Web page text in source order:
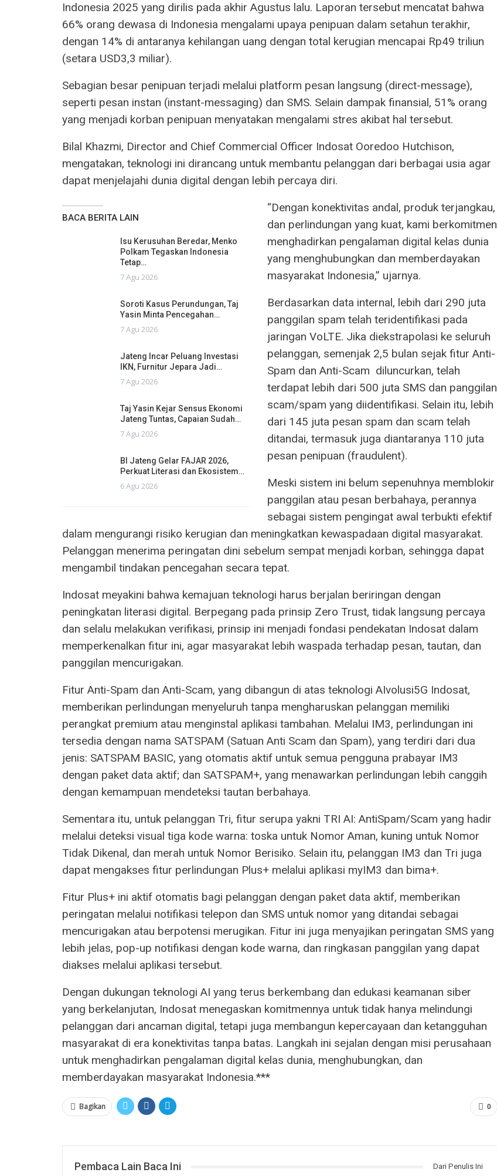
Indonesia 2025 yang dirilis pada akhir Agustus lalu. Laporan tersebut mencatat bahwa
66% orang dewasa di Indonesia mengalami upaya penipuan dalam setahun terakhir,
dengan 14% di antaranya kehilangan uang dengan total kerugian mencapai Rp49 triliun
(setara USD3,3 miliar).
Sebagian besar penipuan terjadi melalui platform pesan langsung (direct-message),
seperti pesan instan (instant-messaging) dan SMS. Selain dampak finansial, 51% orang
yang menjadi korban penipuan menyatakan mengalami stres akibat hal tersebut.
Bilal Khazmi, Director and Chief Commercial Officer Indosat Ooredoo Hutchison,
mengatakan, teknologi ini dirancang untuk membantu pelanggan dari berbagai usia agar
dapat menjelajahi dunia digital dengan lebih percaya diri.
BACA BERITA LAIN
Isu Kerusuhan Beredar, Menko
Polkam Tegaskan Indonesia
Tetap…
7 Agu 2026
Soroti Kasus Perundungan, Taj
Yasin Minta Pencegahan…
7 Agu 2026
Jateng Incar Peluang Investasi
IKN, Furnitur Jepara Jadi…
7 Agu 2026
Taj Yasin Kejar Sensus Ekonomi
Jateng Tuntas, Capaian Sudah…
7 Agu 2026
BI Jateng Gelar FAJAR 2026,
Perkuat Literasi dan Ekosistem…
6 Agu 2026
“Dengan konektivitas andal, produk terjangkau,
dan perlindungan yang kuat, kami berkomitmen
menghadirkan pengalaman digital kelas dunia
yang menghubungkan dan memberdayakan
masyarakat Indonesia,” ujarnya.
Berdasarkan data internal, lebih dari 290 juta
panggilan spam telah teridentifikasi pada
jaringan VoLTE. Jika diekstrapolasi ke seluruh
pelanggan, semenjak 2,5 bulan sejak fitur Anti-
Spam dan Anti-Scam diluncurkan, telah
terdapat lebih dari 500 juta SMS dan panggilan
scam/spam yang diidentifikasi. Selain itu, lebih
dari 145 juta pesan spam dan scam telah
ditandai, termasuk juga diantaranya 110 juta
pesan penipuan (fraudulent).
Meski sistem ini belum sepenuhnya memblokir
panggilan atau pesan berbahaya, perannya
sebagai sistem pengingat awal terbukti efektif
dalam mengurangi risiko kerugian dan meningkatkan kewaspadaan digital masyarakat.
Pelanggan menerima peringatan dini sebelum sempat menjadi korban, sehingga dapat
mengambil tindakan pencegahan secara tepat.
Indosat meyakini bahwa kemajuan teknologi harus berjalan beriringan dengan
peningkatan literasi digital. Berpegang pada prinsip Zero Trust, tidak langsung percaya
dan selalu melakukan verifikasi, prinsip ini menjadi fondasi pendekatan Indosat dalam
memperkenalkan fitur ini, agar masyarakat lebih waspada terhadap pesan, tautan, dan
panggilan mencurigakan.
Fitur Anti-Spam dan Anti-Scam, yang dibangun di atas teknologi AIvolusi5G Indosat,
memberikan perlindungan menyeluruh tanpa mengharuskan pelanggan memiliki
perangkat premium atau menginstal aplikasi tambahan. Melalui IM3, perlindungan ini
tersedia dengan nama SATSPAM (Satuan Anti Scam dan Spam), yang terdiri dari dua
jenis: SATSPAM BASIC, yang otomatis aktif untuk semua pengguna prabayar IM3
dengan paket data aktif; dan SATSPAM+, yang menawarkan perlindungan lebih canggih
dengan kemampuan mendeteksi tautan berbahaya.
Sementara itu, untuk pelanggan Tri, fitur serupa yakni TRI AI: AntiSpam/Scam yang hadir
melalui deteksi visual tiga kode warna: toska untuk Nomor Aman, kuning untuk Nomor
Tidak Dikenal, dan merah untuk Nomor Berisiko. Selain itu, pelanggan IM3 dan Tri juga
dapat mengakses fitur perlindungan Plus+ melalui aplikasi myIM3 dan bima+.
Fitur Plus+ ini aktif otomatis bagi pelanggan dengan paket data aktif, memberikan
peringatan melalui notifikasi telepon dan SMS untuk nomor yang ditandai sebagai
mencurigakan atau berpotensi merugikan. Fitur ini juga menyajikan peringatan SMS yang
lebih jelas, pop-up notifikasi dengan kode warna, dan ringkasan panggilan yang dapat
diakses melalui aplikasi tersebut.
Dengan dukungan teknologi AI yang terus berkembang dan edukasi keamanan siber
yang berkelanjutan, Indosat menegaskan komitmennya untuk tidak hanya melindungi
pelanggan dari ancaman digital, tetapi juga membangun kepercayaan dan ketangguhan
masyarakat di era konektivitas tanpa batas. Langkah ini sejalan dengan misi perusahaan
untuk menghadirkan pengalaman digital kelas dunia, menghubungkan, dan
memberdayakan masyarakat Indonesia.***
0
Bagikan
Pembaca Lain Baca Ini Dari Penulis Ini